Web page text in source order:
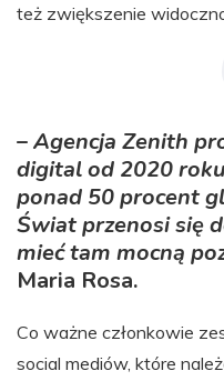
też zwiększenie
–Agencja Zenith
digital od 2020
ponad 50 procent
Świat przenosi się
mieć tam mocną
Maria Rosa.
Co ważne członkowie
social mediów, które